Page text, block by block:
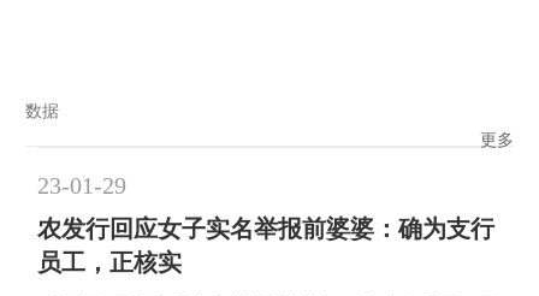
数据
更多
23-01-29
农发行回应女子实名举报前婆婆：确为支行
员工，正核实